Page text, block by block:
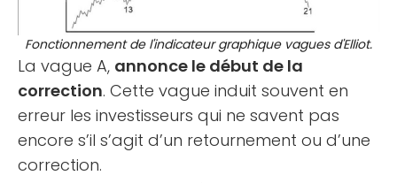
Fonctionnement de l'indicateur graphique vagues d'Elliot.
La vague A, annonce le début de la
correction. Cette vague induit souvent en
erreur les investisseurs qui ne savent pas
encore s’il s’agit d’un retournement ou d’une
correction.